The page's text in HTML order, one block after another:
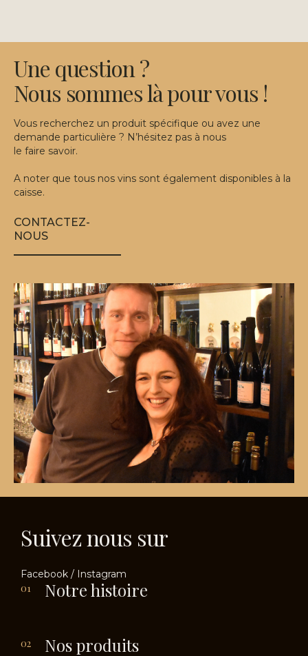
Une question ?
Nous sommes là pour vous !
Vous recherchez un produit spécifique ou avez une
demande particulière ? N’hésitez pas à nous
le faire savoir.
A noter que tous nos vins sont également disponibles à la
caisse.
CONTACTEZ-
NOUS
Suivez nous sur
Facebook / Instagram
01 Notre histoire
02 Nos produits